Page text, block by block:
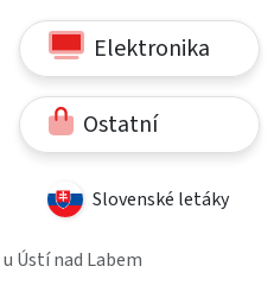
Elektronika
Ostatní
Slovenské letáky
Ústí nad Labem